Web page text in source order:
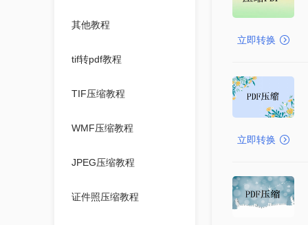
其他教程
tif转pdf教程
TIF压缩教程
WMF压缩教程
JPEG压缩教程
证件照压缩教程
立即转换
立即转换